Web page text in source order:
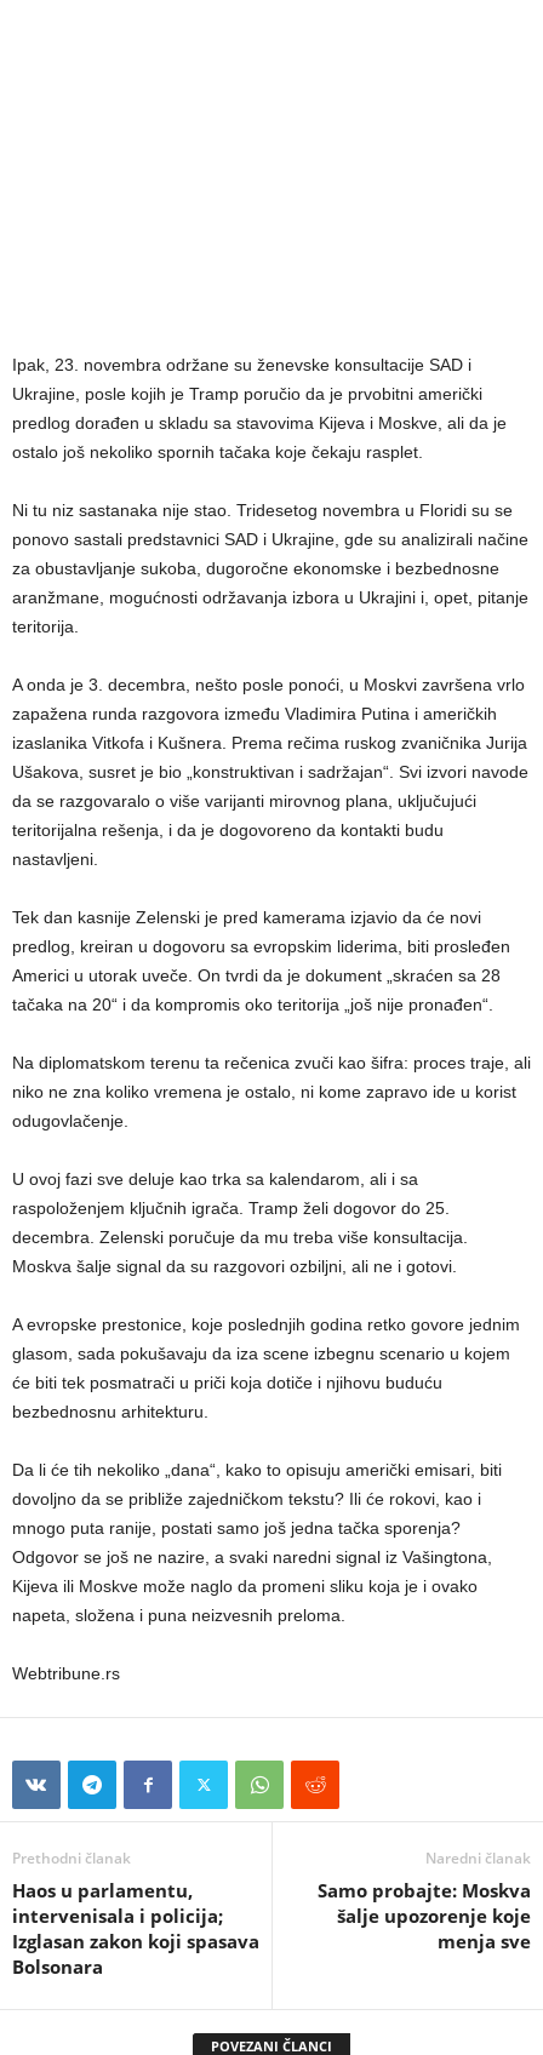
Ipak, 23. novembra održane su ženevske konsultacije SAD i
Ukrajine, posle kojih je Tramp poručio da je prvobitni američki
predlog dorađen u skladu sa stavovima Kijeva i Moskve, ali da je
ostalo još nekoliko spornih tačaka koje čekaju rasplet.
Ni tu niz sastanaka nije stao. Tridesetog novembra u Floridi su se
ponovo sastali predstavnici SAD i Ukrajine, gde su analizirali načine
za obustavljanje sukoba, dugoročne ekonomske i bezbednosne
aranžmane, mogućnosti održavanja izbora u Ukrajini i, opet, pitanje
teritorija.
A onda je 3. decembra, nešto posle ponoći, u Moskvi završena vrlo
zapažena runda razgovora između Vladimira Putina i američkih
izaslanika Vitkofa i Kušnera. Prema rečima ruskog zvaničnika Jurija
Ušakova, susret je bio „konstruktivan i sadržajan“. Svi izvori navode
da se razgovaralo o više varijanti mirovnog plana, uključujući
teritorijalna rešenja, i da je dogovoreno da kontakti budu
nastavljeni.
Tek dan kasnije Zelenski je pred kamerama izjavio da će novi
predlog, kreiran u dogovoru sa evropskim liderima, biti prosleđen
Americi u utorak uveče. On tvrdi da je dokument „skraćen sa 28
tačaka na 20“ i da kompromis oko teritorija „još nije pronađen“.
Na diplomatskom terenu ta rečenica zvuči kao šifra: proces traje, ali
niko ne zna koliko vremena je ostalo, ni kome zapravo ide u korist
odugovlačenje.
U ovoj fazi sve deluje kao trka sa kalendarom, ali i sa
raspoloženjem ključnih igrača. Tramp želi dogovor do 25.
decembra. Zelenski poručuje da mu treba više konsultacija.
Moskva šalje signal da su razgovori ozbiljni, ali ne i gotovi.
A evropske prestonice, koje poslednjih godina retko govore jednim
glasom, sada pokušavaju da iza scene izbegnu scenario u kojem
će biti tek posmatrači u priči koja dotiče i njihovu buduću
bezbednosnu arhitekturu.
Da li će tih nekoliko „dana“, kako to opisuju američki emisari, biti
dovoljno da se približe zajedničkom tekstu? Ili će rokovi, kao i
mnogo puta ranije, postati samo još jedna tačka sporenja?
Odgovor se još ne nazire, a svaki naredni signal iz Vašingtona,
Kijeva ili Moskve može naglo da promeni sliku koja je i ovako
napeta, složena i puna neizvesnih preloma.
Webtribune.rs
Prethodni članak
Haos u parlamentu,
intervenisala i policija;
Izglasan zakon koji spasava
Bolsonara
Naredni članak
Samo probajte: Moskva
šalje upozorenje koje
menja sve
POVEZANI ČLANCI